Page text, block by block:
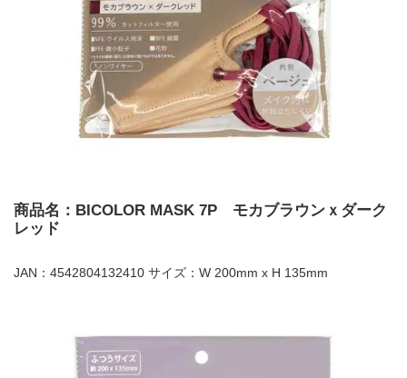
商品名：BICOLOR MASK 7P モカブラウンｘダーク
レッド
JAN：4542804132410 サイズ：W 200mm x H 135mm